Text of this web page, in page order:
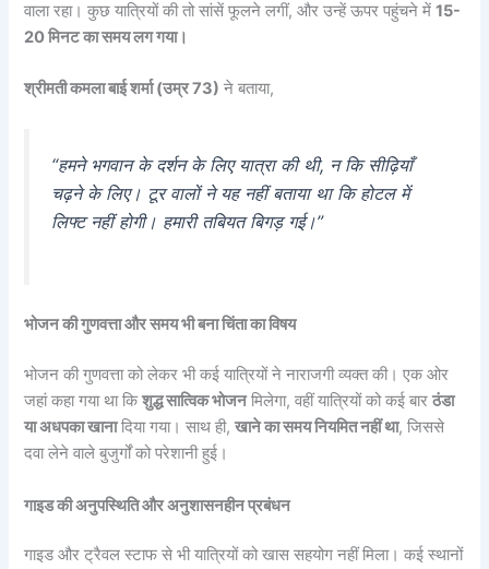
वाला रहा। कुछ यात्रियों की तो सांसें फूलने लगीं, और उन्हें ऊपर पहुंचने में15-
20 मिनट का समय लग गया।
श्रीमती कमला बाई शर्मा (उम्र 73) ने बताया,
“हमने भगवान के दर्शन के लिए यात्रा की थी, न कि सीढ़ियाँ
चढ़ने के लिए। टूर वालों ने यह नहीं बताया था कि होटल में
लिफ्ट नहीं होगी। हमारी तबियत बिगड़ गई।”
भोजन की गुणवत्ता और समय भी बना चिंता का विषय
भोजन की गुणवत्ता को लेकर भी कई यात्रियों ने नाराजगी व्यक्त की। एक ओर
जहां कहा गया था किशुद्ध सात्विक भोजनमिलेगा, वहीं यात्रियों को कई बारठंडा
या अधपका खानादिया गया। साथ ही,खाने का समय नियमित नहीं था, जिससे
दवा लेने वाले बुजुर्गों को परेशानी हुई।
गाइड की अनुपस्थिति और अनुशासनहीन प्रबंधन
गाइड और ट्रैवल स्टाफ से भी यात्रियों को खास सहयोग नहीं मिला। कई स्थानों